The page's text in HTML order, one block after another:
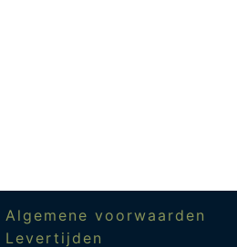
Algemene voorwaarden
Levertijden